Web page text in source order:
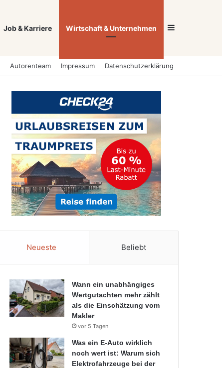
Job & Karriere Wirtschaft & Unternehmen Sidebar
Autorenteam Impressum Datenschutzerklärung
Neueste Beliebt
Wann ein unabhängiges
Wertgutachten mehr zählt
als die Einschätzung vom
Makler
vor 5 Tagen
Was ein E-Auto wirklich
noch wert ist: Warum sich
Elektrofahrzeuge bei der